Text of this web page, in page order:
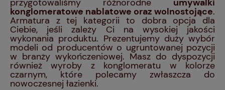
przygotowaliśmy różnorodne umywalki
konglomeratowe nablatowe oraz wolnostojące.
Armatura z tej kategorii to dobra opcja dla
Ciebie, jeśli zależy Ci na wysokiej jakości
wykonania produktu. Prezentujemy duży wybór
modeli od producentów o ugruntowanej pozycji
w branży wykończeniowej. Masz do dyspozycji
również wyroby z konglomeratu w kolorze
czarnym, które polecamy zwłaszcza do
nowoczesnej łazienki.